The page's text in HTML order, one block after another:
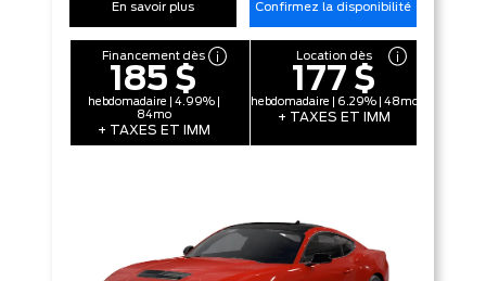
En savoir plus Confirmez la disponibilité
Financement dès
185 $
hebdomadaire | 4.99% |
84mo
+ TAXES ET IMM
Location dès
177 $
hebdomadaire | 6.29% | 48mo
+ TAXES ET IMM